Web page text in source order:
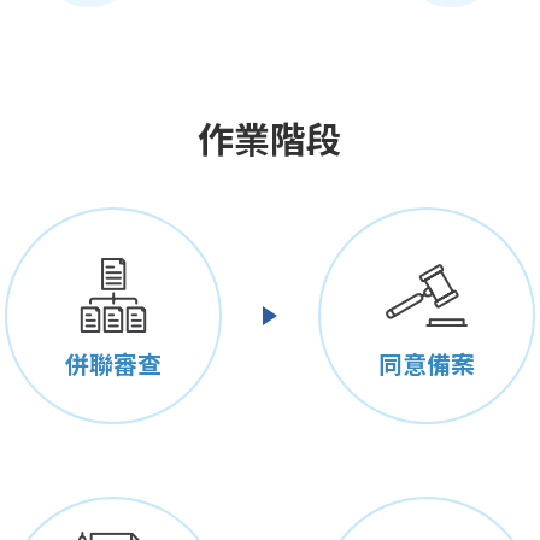
作業階段
併聯審查 同意備案